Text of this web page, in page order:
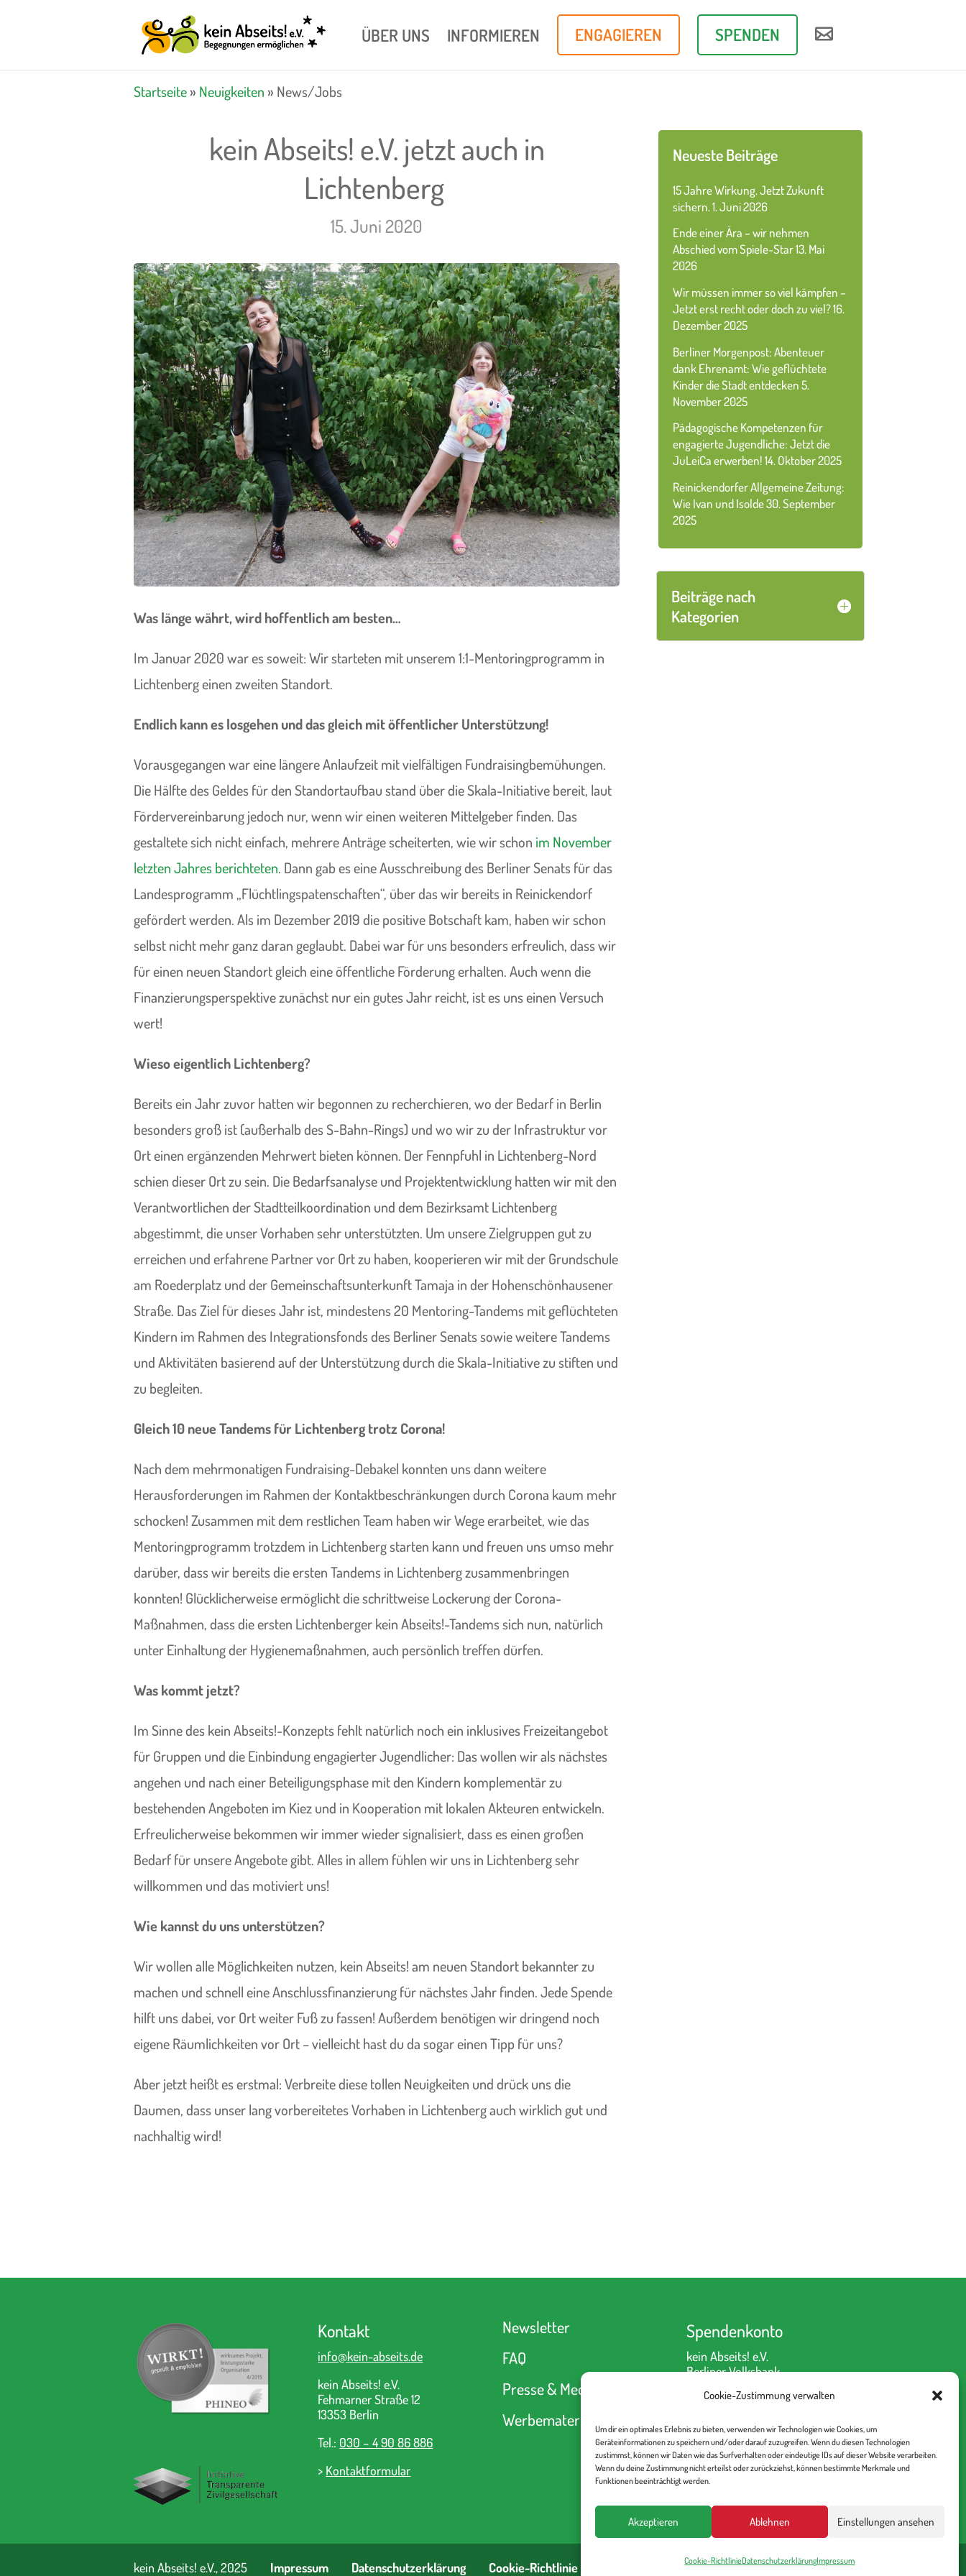
Cookie-Zustimmung verwalten
Um dir ein optimales Erlebnis zu bieten, verwenden wir Technologien wie Cookies, um
Geräteinformationen zu speichern und/oder darauf zuzugreifen. Wenn du diesen Technologien
zustimmst, können wir Daten wie das Surfverhalten oder eindeutige IDs auf dieser Website verarbeiten.
Wenn du deine Zustimmung nicht erteilst oder zurückziehst, können bestimmte Merkmale und
Funktionen beeinträchtigt werden.
Akzeptieren Ablehnen Einstellungen ansehen
Cookie-RichtlinieDatenschutzerklärungImpressum
ÜBER UNS INFORMIEREN ENGAGIEREN SPENDEN 
Startseite» Neuigkeiten » News/Jobs
kein Abseits! e.V. jetzt auch in
Lichtenberg
15. Juni 2020
Was länge währt, wird hoffentlich am besten…
Im Januar 2020 war es soweit: Wir starteten mit unserem 1:1-Mentoringprogramm in
Lichtenberg einen zweiten Standort.
Endlich kann es losgehen und das gleich mit öffentlicher Unterstützung!
Vorausgegangen war eine längere Anlaufzeit mit vielfältigen Fundraisingbemühungen.
Die Hälfte des Geldes für den Standortaufbau stand über die Skala-Initiative bereit, laut
Fördervereinbarung jedoch nur, wenn wir einen weiteren Mittelgeber finden. Das
gestaltete sich nicht einfach, mehrere Anträge scheiterten, wie wir schon im November
letzten Jahres berichteten. Dann gab es eine Ausschreibung des Berliner Senats für das
Landesprogramm „Flüchtlingspatenschaften“, über das wir bereits in Reinickendorf
gefördert werden. Als im Dezember 2019 die positive Botschaft kam, haben wir schon
selbst nicht mehr ganz daran geglaubt. Dabei war für uns besonders erfreulich, dass wir
für einen neuen Standort gleich eine öffentliche Förderung erhalten. Auch wenn die
Finanzierungsperspektive zunächst nur ein gutes Jahr reicht, ist es uns einen Versuch
wert!
Wieso eigentlich Lichtenberg?
Bereits ein Jahr zuvor hatten wir begonnen zu recherchieren, wo der Bedarf in Berlin
besonders groß ist (außerhalb des S-Bahn-Rings) und wo wir zu der Infrastruktur vor
Ort einen ergänzenden Mehrwert bieten können. Der Fennpfuhl in Lichtenberg-Nord
schien dieser Ort zu sein. Die Bedarfsanalyse und Projektentwicklung hatten wir mit den
Verantwortlichen der Stadtteilkoordination und dem Bezirksamt Lichtenberg
abgestimmt, die unser Vorhaben sehr unterstützten. Um unsere Zielgruppen gut zu
erreichen und erfahrene Partner vor Ort zu haben, kooperieren wir mit der Grundschule
am Roederplatz und der Gemeinschaftsunterkunft Tamaja in der Hohenschönhausener
Straße. Das Ziel für dieses Jahr ist, mindestens 20 Mentoring-Tandems mit geflüchteten
Kindern im Rahmen des Integrationsfonds des Berliner Senats sowie weitere Tandems
und Aktivitäten basierend auf der Unterstützung durch die Skala-Initiative zu stiften und
zu begleiten.
Gleich 10 neue Tandems für Lichtenberg trotz Corona!
Nach dem mehrmonatigen Fundraising-Debakel konnten uns dann weitere
Herausforderungen im Rahmen der Kontaktbeschränkungen durch Corona kaum mehr
schocken! Zusammen mit dem restlichen Team haben wir Wege erarbeitet, wie das
Mentoringprogramm trotzdem in Lichtenberg starten kann und freuen uns umso mehr
darüber, dass wir bereits die ersten Tandems in Lichtenberg zusammenbringen
konnten! Glücklicherweise ermöglicht die schrittweise Lockerung der Corona-
Maßnahmen, dass die ersten Lichtenberger kein Abseits!-Tandems sich nun, natürlich
unter Einhaltung der Hygienemaßnahmen, auch persönlich treffen dürfen.
Was kommt jetzt?
Im Sinne des kein Abseits!-Konzepts fehlt natürlich noch ein inklusives Freizeitangebot
für Gruppen und die Einbindung engagierter Jugendlicher: Das wollen wir als nächstes
angehen und nach einer Beteiligungsphase mit den Kindern komplementär zu
bestehenden Angeboten im Kiez und in Kooperation mit lokalen Akteuren entwickeln.
Erfreulicherweise bekommen wir immer wieder signalisiert, dass es einen großen
Bedarf für unsere Angebote gibt. Alles in allem fühlen wir uns in Lichtenberg sehr
willkommen und das motiviert uns!
Wie kannst du uns unterstützen?
Wir wollen alle Möglichkeiten nutzen, kein Abseits! am neuen Standort bekannter zu
machen und schnell eine Anschlussfinanzierung für nächstes Jahr finden. Jede Spende
hilft uns dabei, vor Ort weiter Fuß zu fassen! Außerdem benötigen wir dringend noch
eigene Räumlichkeiten vor Ort – vielleicht hast du da sogar einen Tipp für uns?
Aber jetzt heißt es erstmal: Verbreite diese tollen Neuigkeiten und drück uns die
Daumen, dass unser lang vorbereitetes Vorhaben in Lichtenberg auch wirklich gut und
nachhaltig wird!
Neueste Beiträge
15 Jahre Wirkung. Jetzt Zukunft
sichern.1. Juni 2026
Ende einer Ära – wir nehmen
Abschied vom Spiele-Star13. Mai
2026
Wir müssen immer so viel kämpfen –
Jetzt erst recht oder doch zu viel?16.
Dezember 2025
Berliner Morgenpost: Abenteuer
dank Ehrenamt: Wie geflüchtete
Kinder die Stadt entdecken5.
November 2025
Pädagogische Kompetenzen für
engagierte Jugendliche: Jetzt die
JuLeiCa erwerben!14. Oktober 2025
Reinickendorfer Allgemeine Zeitung:
Wie Ivan und Isolde30. September
2025
Beiträge nach
Kategorien
Kontakt
info@kein-abseits.de
kein Abseits! e.V.
Fehmarner Straße 12
13353 Berlin
Tel.: 030 – 4 90 86 886
> Kontaktformular
Newsletter
FAQ
Presse & Medien
Werbematerial
Spendenkonto
kein Abseits! e.V.
Berliner Volksbank
6330 00
kein Abseits! e.V., 2025 Impressum Datenschutzerklärung Cookie-Richtlinie